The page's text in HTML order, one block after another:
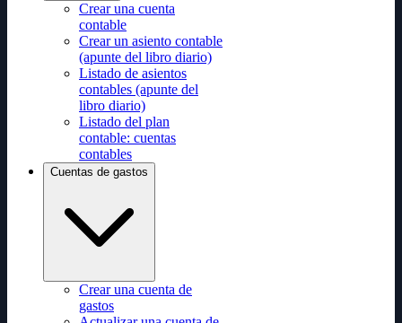
Crear una cuenta
contable
Crear un asiento contable
(apunte del libro diario)
Listado de asientos
contables (apunte del
libro diario)
Listado del plan
contable: cuentas
contables
Cuentas de gastos
Crear una cuenta de
gastos